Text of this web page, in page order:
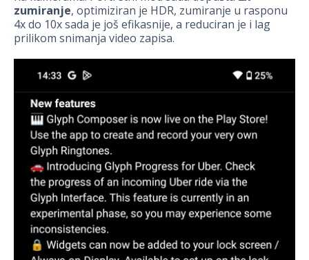
zumiranje, optimiziran je HDR, zumiranje u rasponu
4x do 10x sada je još efikasnije, a reduciran je i lag
prilikom snimanja video zapisa.